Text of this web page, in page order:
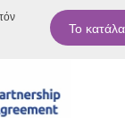
Το